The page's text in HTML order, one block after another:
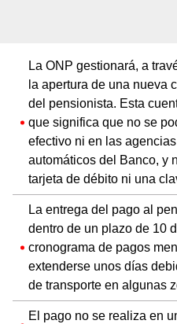
La ONP gestionará, a
la apertura de una nueva
del pensionista. Esta
que significa que no se
efectivo ni en las
automáticos del Banco, y
tarjeta de débito ni una
La entrega del pago al
dentro de un plazo de 10
cronograma de pagos
extenderse unos días
de transporte en algunas
El pago no se realiza en